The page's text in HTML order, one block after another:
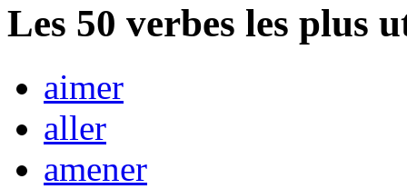
Les 50 verbes les plus
aimer
aller
amener